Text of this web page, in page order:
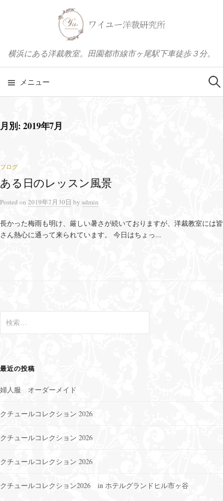
プ
横浜にある洋裁教室。田園都市線市ヶ尾駅下車徒歩３分。
メニュー 検
月別: 2019年7月
ブログ
ある日のレッスン風景
Posted on 2019年7月30日 by admin
長かった梅雨も明け、厳しい暑さが続いておりますが、洋裁教室には皆
さん熱心に通って来られています。 今日はちょっ...
索
最近の投稿
婦人服 オーダーメイド
クチュールコレクション 2026
クチュールコレクション 2026
クチュールコレクション 2026
クチュールコレクション2026 in ホテルグランドヒル市ヶ谷